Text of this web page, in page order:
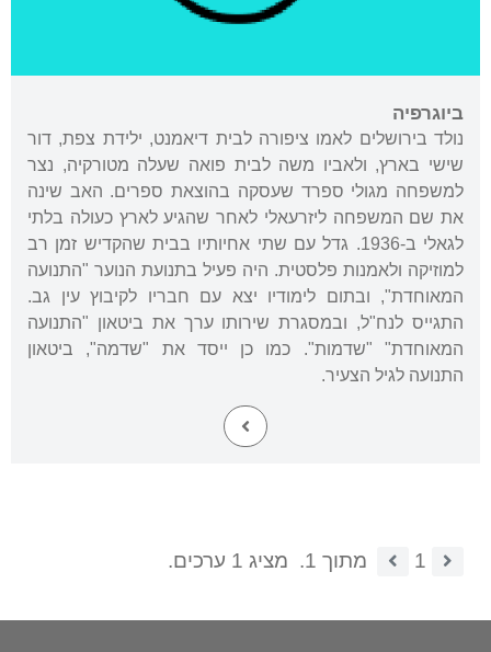
ביוגרפיה
נולד בירושלים לאמו ציפורה לבית דיאמנט, ילידת צפת, דור
שישי בארץ, ולאביו משה לבית פואה שעלה מטורקיה, נצר
למשפחה מגולי ספרד שעסקה בהוצאת ספרים. האב שינה
את שם המשפחה ליזרעאלי לאחר שהגיע לארץ כעולה בלתי
לגאלי ב-1936. גדל עם שתי אחיותיו בבית שהקדיש זמן רב
למוזיקה ולאמנות פלסטית. היה פעיל בתנועת הנוער "התנועה
המאוחדת", ובתום לימודיו יצא עם חבריו לקיבוץ עין גב.
התגייס לנח"ל, ובמסגרת שירותו ערך את ביטאון "התנועה
המאוחדת" "שדמות". כמו כן ייסד את "שדמה", ביטאון
התנועה לגיל הצעיר.
1 מתוך 1. מציג 1 ערכים.